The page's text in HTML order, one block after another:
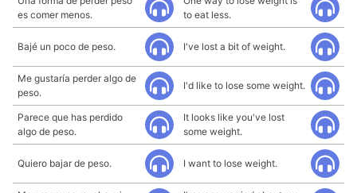
es comer menos.
to eat less.
Bajé un poco de peso. I've lost a bit of weight.
Me gustaría perder algo de
peso.
I'd like to lose some weight.
Parece que has perdido
algo de peso.
It looks like you've lost
some weight.
Quiero bajar de peso. I want to lose weight.